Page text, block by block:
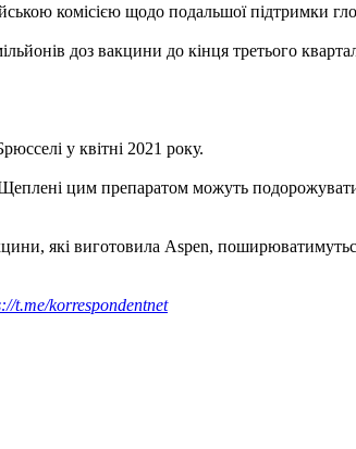
комісією щодо подальшої підтримки
доз вакцини до кінця третього
у квітні 2021 року.
цим препаратом можуть
які виготовила Aspen,
t.me/korrespondentnet